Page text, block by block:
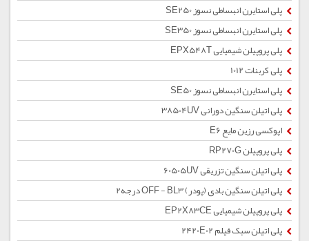
پلی استایرن انبساطی نسوز SE250
پلی استایرن انبساطی نسوز SE350
پلی پروپیلن شیمیایی EPX548T
پلی کربنات 1012
پلی استایرن انبساطی نسوز SE50
پلی اتیلن سنگین دورانی 38504UV
اپوکسی رزین مایع E6
پلی پروپیلن RP270G
پلی اتیلن سنگین تزریقی 60505UV
پلی اتیلن سنگین بادی (پودر) OFF - BL3 درجه2
پلی پروپیلن شیمیایی EP2X83CE
پلی اتیلن سبک فیلم 2420E02